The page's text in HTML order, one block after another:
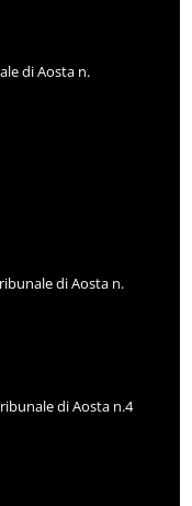
di Aosta n.
di Aosta n.
di Aosta n.4